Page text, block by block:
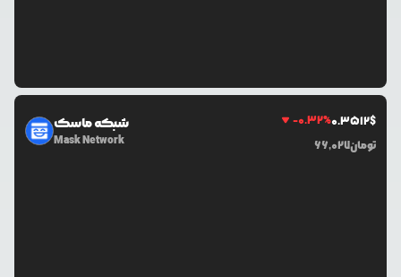
شبکه ماسک
Mask Network
-0.32%0.3512$
66,027تومان